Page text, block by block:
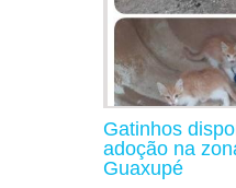
Gatinhos
adoção na
Guaxupé